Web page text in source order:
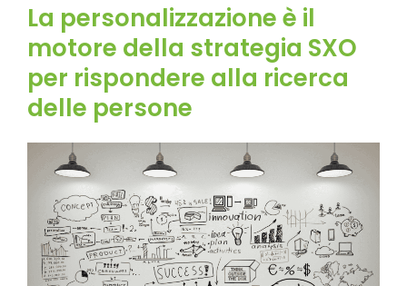
La personalizzazione è il
motore della strategia SXO
per rispondere alla ricerca
delle persone